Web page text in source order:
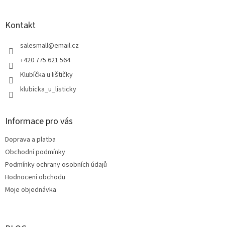
Kontakt
salesmall@email.cz
+420 775 621 564
Klubíčka u lištičky
klubicka_u_listicky
Informace pro vás
Doprava a platba
Obchodní podmínky
Podmínky ochrany osobních údajů
Hodnocení obchodu
Moje objednávka